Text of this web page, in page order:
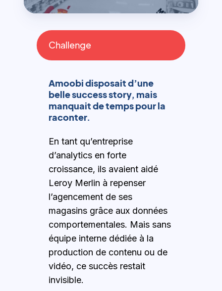
Challenge
Amoobi disposait d’une
belle success story, mais
manquait de temps pour la
raconter.
En tant qu’entreprise
d’analytics en forte
croissance, ils avaient aidé
Leroy Merlin à repenser
l’agencement de ses
magasins grâce aux données
comportementales. Mais sans
équipe interne dédiée à la
production de contenu ou de
vidéo, ce succès restait
invisible.